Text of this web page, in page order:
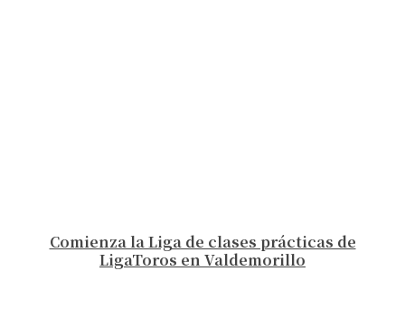
Comienza la Liga de clases prácticas de
LigaToros en Valdemorillo